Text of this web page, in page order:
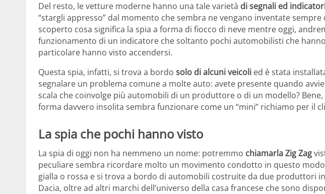
Del resto, le vetture moderne hanno una tale varietà di segnali ed
“stargli appresso” dal momento che sembra ne vengano inventate
scoperto cosa significa la spia a forma di fiocco di neve mentre oggi,
funzionamento di un indicatore che soltanto pochi automobilisti che
particolare hanno visto accendersi.
Questa spia, infatti, si trova a bordo solo di alcuni veicoli ed è stata
segnalare un problema comune a molte auto: avete presente quando
scala che coinvolge più automobili di un produttore o di un modello?
forma davvero insolita sembra funzionare come un “mini” richiamo per il
La spia che pochi hanno visto
La spia di oggi non ha nemmeno un nome: potremmo chiamarla Zig Zag
peculiare sembra ricordare molto un movimento condotto in questo
gialla o rossa e si trova a bordo di automobili costruite da due produttori
Dacia, oltre ad altri marchi dell’universo della casa francese che sono